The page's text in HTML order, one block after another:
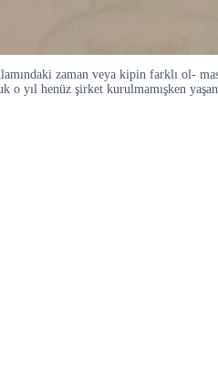
zaman veya kipin farklı ol-
yıl henüz şirket kurulmamışken